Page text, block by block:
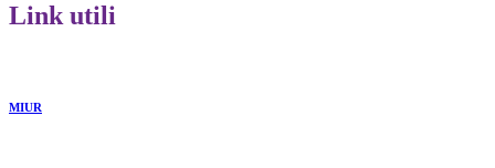
Link utili
MIUR